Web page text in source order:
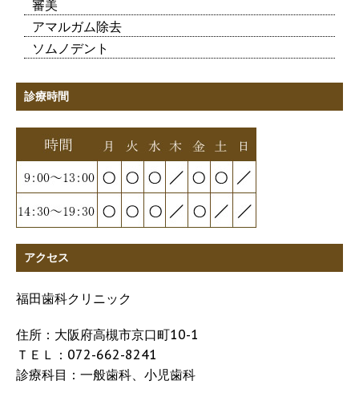
審美
アマルガム除去
ソムノデント
診療時間
アクセス
福田歯科クリニック
住所：大阪府高槻市京口町10-1
ＴＥＬ：072-662-8241
診療科目：一般歯科、小児歯科